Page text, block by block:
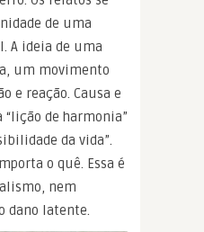
de uma
A ideia de uma
um movimento
e reação. Causa e
de harmonia”
da vida”.
o quê. Essa é
nem
dano latente.